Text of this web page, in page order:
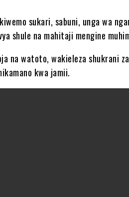
sukari, sabuni, unga wa
shule na mahitaji mengine
na watoto, wakieleza shukrani
kwa jamii.